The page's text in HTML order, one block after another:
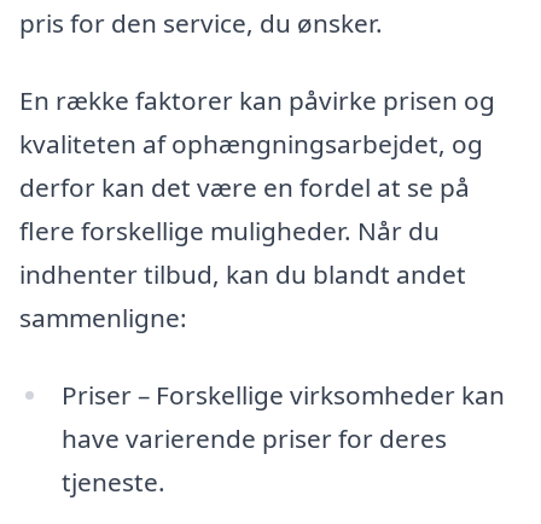
pris for den service, du ønsker.
En række faktorer kan påvirke prisen og
kvaliteten af ophængningsarbejdet, og
derfor kan det være en fordel at se på
flere forskellige muligheder. Når du
indhenter tilbud, kan du blandt andet
sammenligne:
Priser – Forskellige virksomheder kan
have varierende priser for deres
tjeneste.